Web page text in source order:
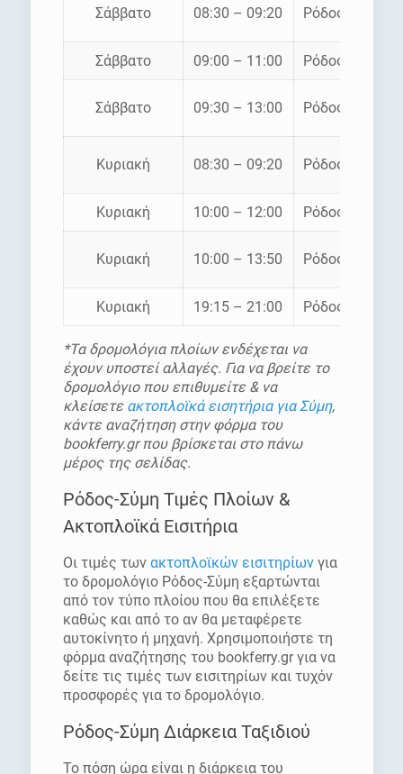
Σάββατο 08:30 – 09:20 Ρόδος – Σύμη
Σάββατο 09:00 – 11:00 Ρόδος – Σύμη
Σάββατο 09:30 – 13:00 Ρόδος – Σύμη
Κυριακή 08:30 – 09:20 Ρόδος – Σύμη
Κυριακή 10:00 – 12:00 Ρόδος – Σύμη
Κυριακή 10:00 – 13:50 Ρόδος – Σύμη
Κυριακή 19:15 – 21:00 Ρόδος – Σύμη
*Τα δρομολόγια πλοίων ενδέχεται να
έχουν υποστεί αλλαγές. Για να βρείτε το
δρομολόγιο που επιθυμείτε & να
κλείσετε ακτοπλοϊκά εισητήρια για Σύμη,
κάντε αναζήτηση στην φόρμα του
bookferry.gr που βρίσκεται στο πάνω
μέρος της σελίδας.
Ρόδος-Σύμη Τιμές Πλοίων &
Ακτοπλοϊκά Εισιτήρια
Οι τιμές των ακτοπλοϊκών εισιτηρίωνγια
το δρομολόγιο Ρόδος-Σύμη εξαρτώνται
από τον τύπο πλοίου που θα επιλέξετε
καθώς και από το αν θα μεταφέρετε
αυτοκίνητο ή μηχανή. Χρησιμοποιήστε τη
φόρμα αναζήτησης του bookferry.gr για να
δείτε τις τιμές των εισιτηρίων και τυχόν
προσφορές για το δρομολόγιο.
Ρόδος-Σύμη Διάρκεια Ταξιδιού
Το πόση ώρα είναι η διάρκεια του